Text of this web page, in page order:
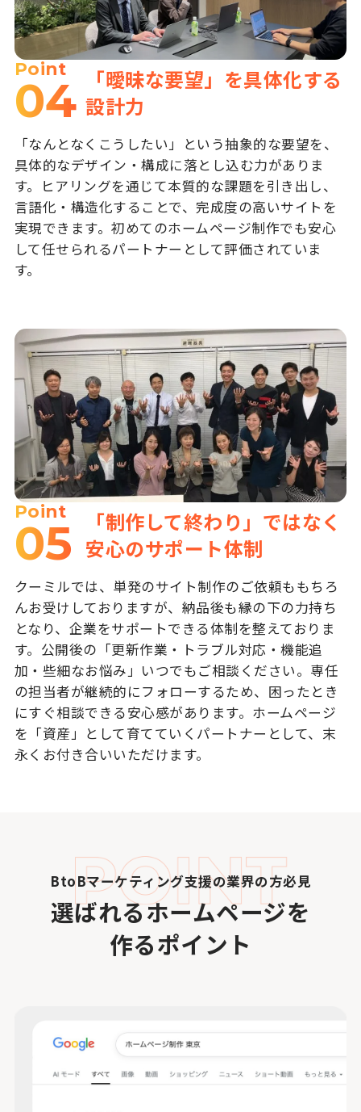
Point
04
「曖昧な要望」を具体化する
設計力
「なんとなくこうしたい」という抽象的な要望を、
具体的なデザイン・構成に落とし込む力がありま
す。ヒアリングを通じて本質的な課題を引き出し、
言語化・構造化することで、完成度の高いサイトを
実現できます。初めてのホームページ制作でも安心
して任せられるパートナーとして評価されていま
す。
Point
05
「制作して終わり」ではなく
安心のサポート体制
クーミルでは、単発のサイト制作のご依頼ももちろ
んお受けしておりますが、納品後も縁の下の力持ち
となり、企業をサポートできる体制を整えておりま
す。公開後の「更新作業・トラブル対応・機能追
加・些細なお悩み」いつでもご相談ください。専任
の担当者が継続的にフォローするため、困ったとき
にすぐ相談できる安心感があります。ホームページ
を「資産」として育てていくパートナーとして、末
永くお付き合いいただけます。
BtoBマーケティング支援の業界の方必見
選ばれるホームページを
作るポイント